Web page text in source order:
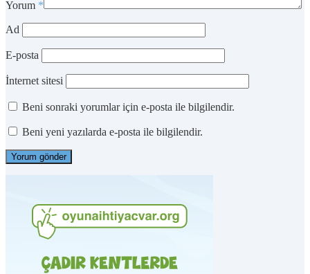
Yorum *
Ad
E-posta
İnternet sitesi
Beni sonraki yorumlar için e-posta ile bilgilendir.
Beni yeni yazılarda e-posta ile bilgilendir.